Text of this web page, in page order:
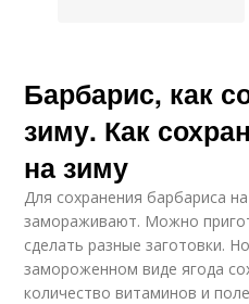
Барбарис, как
зиму. Как
на зиму
Для сохранения барбариса
замораживают. Можно
сделать разные заготовки.
замороженном виде ягода
количество витаминов и